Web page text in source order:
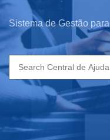
Sistema de Gestão
Search
for: